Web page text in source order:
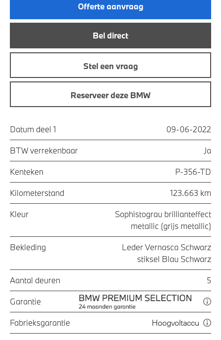
Offerte aanvraag
Bel direct
Stel een vraag
Reserveer deze BMW
Datum deel 1 09-06-2022
BTW verrekenbaar Ja
Kenteken P-356-TD
Kilometerstand 123.663 km
Kleur
Sophistograu brillianteffect
metallic (grijs metallic)
Bekleding
Leder Vernasca Schwarz
stiksel Blau Schwarz
Aantal deuren 5
Garantie
Fabrieksgarantie Hoogvoltaccu